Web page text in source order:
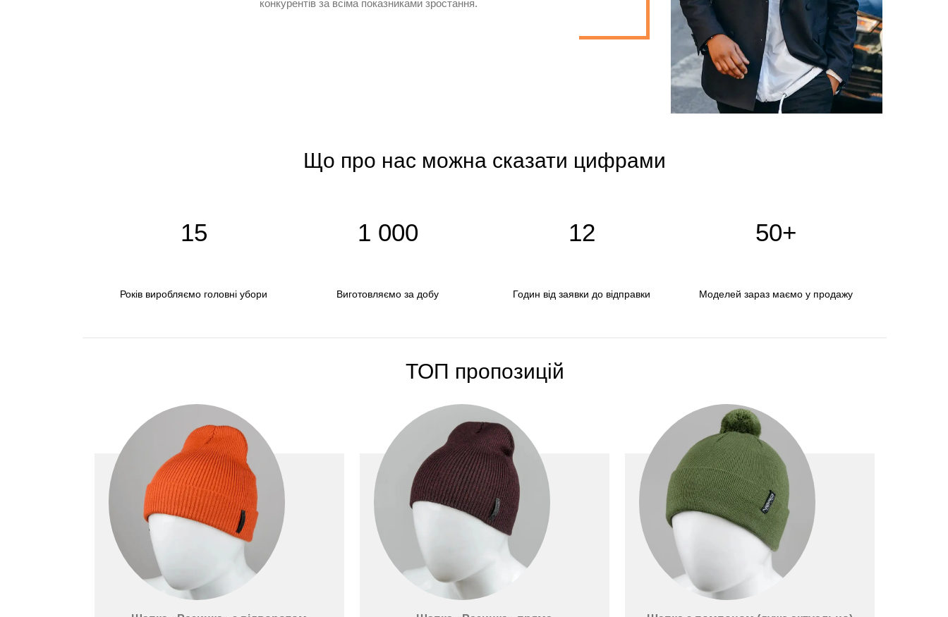
конкурентів за всіма показниками зростання.
Що про нас можна сказати цифрами
15
Років виробляємо головні убори
1 000
Виготовляємо за добу
12
Годин від заявки до відправки
50+
Моделей зараз маємо у продажу
ТОП пропозицій